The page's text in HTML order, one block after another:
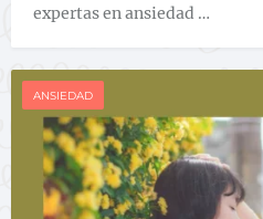
expertas en ansiedad …
ANSIEDAD